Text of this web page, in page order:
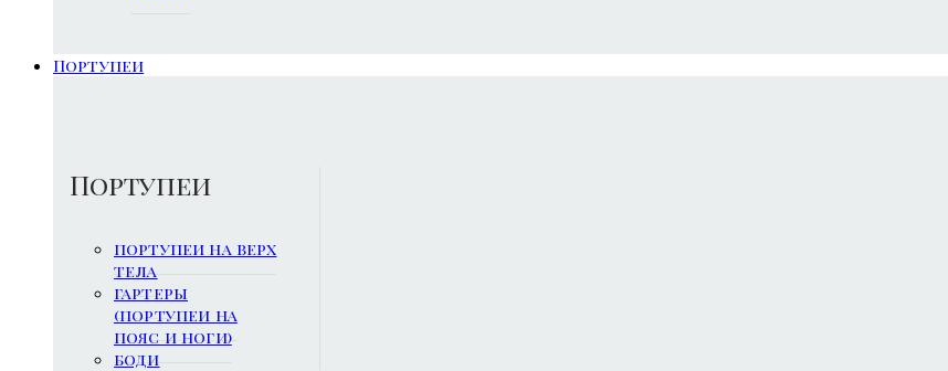
Портупеи
Портупеи
портупеи на верх
тела
гартеры
(портупеи на
пояс и ноги)
боди